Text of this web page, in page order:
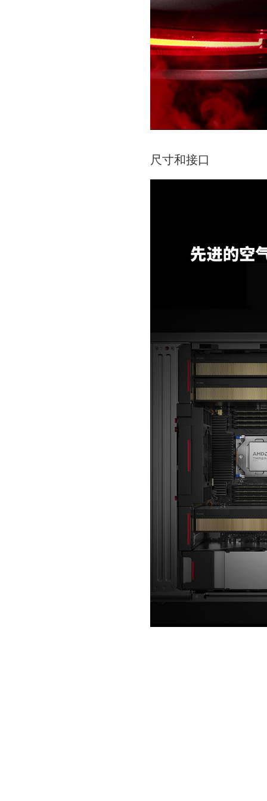
尺寸和接口